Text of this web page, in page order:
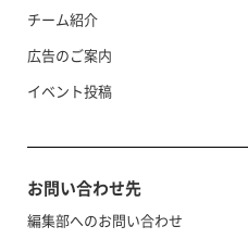
チーム紹介
広告のご案内
イベント投稿
お問い合わせ先
編集部へのお問い合わせ